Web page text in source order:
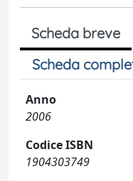
Scheda breve
Scheda
Anno
2006
Codice ISBN
1904303749